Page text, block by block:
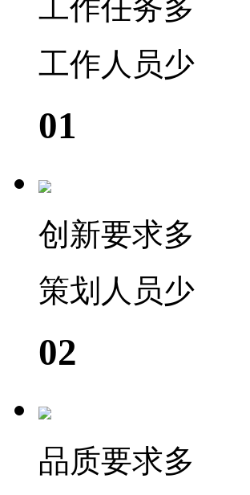
工作任务多
工作人员少
01
创新要求多
策划人员少
02
品质要求多